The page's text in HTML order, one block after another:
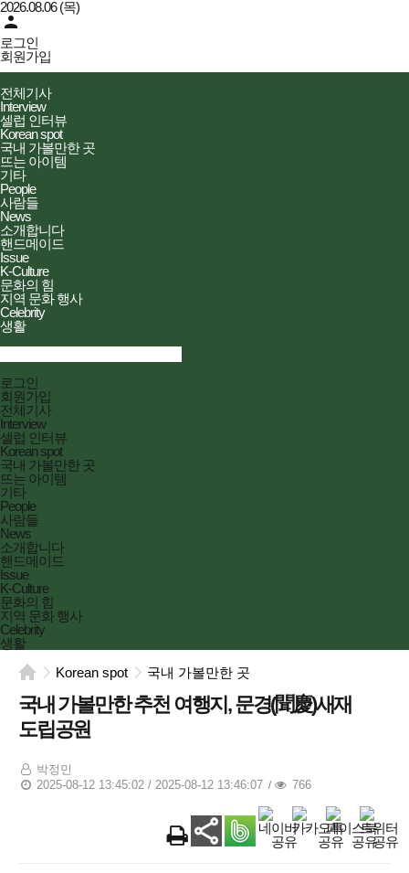
2026.08.06 (목)
person
로그인
회원가입
전체메뉴
열기/
닫기
전체기사
Interview
셀럽 인터뷰
Korean spot
국내 가볼만한 곳
뜨는 아이템
기타
People
사람들
News
소개합니다
핸드메이드
Issue
K-Culture
문화의 힘
지역 문화 행사
Celebrity
생활
검색창
열기/
닫기
전체메뉴
닫기
로그인
회원가입
전체기사
Interview
셀럽 인터뷰
Korean spot
국내 가볼만한 곳
뜨는 아이템
기타
People
사람들
News
소개합니다
핸드메이드
Issue
K-Culture
문화의 힘
지역 문화 행사
Celebrity
생활
Korean spot
국내 가볼만한 곳
국내 가볼만한 추천 여행지, 문경(聞慶)새재
도립공원
박정민
2025-08-12 13:45:02 / 2025-08-12 13:46:07
766